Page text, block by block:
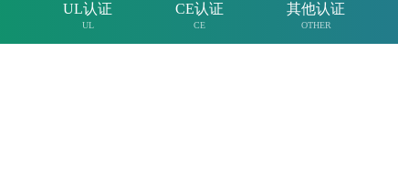
UL认证
UL
CE认证
CE
其他认证
OTHER